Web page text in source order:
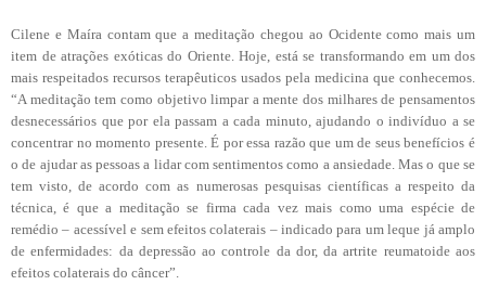
Cilene e Maíra contam que a meditação chegou ao Ocidente como mais um
item de atrações exóticas do Oriente. Hoje, está se transformando em um dos
mais respeitados recursos terapêuticos usados pela medicina que conhecemos.
“A meditação tem como objetivo limpar a mente dos milhares de pensamentos
desnecessários que por ela passam a cada minuto, ajudando o indivíduo a se
concentrar no momento presente. É por essa razão que um de seus benefícios é
o de ajudar as pessoas a lidar com sentimentos como a ansiedade. Mas o que se
tem visto, de acordo com as numerosas pesquisas científicas a respeito da
técnica, é que a meditação se firma cada vez mais como uma espécie de
remédio – acessível e sem efeitos colaterais – indicado para um leque já amplo
de enfermidades: da depressão ao controle da dor, da artrite reumatoide aos
efeitos colaterais do câncer”.